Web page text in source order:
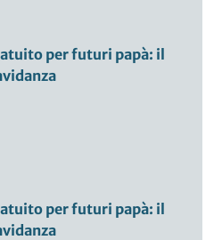
per futuri papà: il
per futuri papà: il